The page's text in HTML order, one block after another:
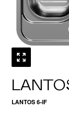
LANTOS 6-IF